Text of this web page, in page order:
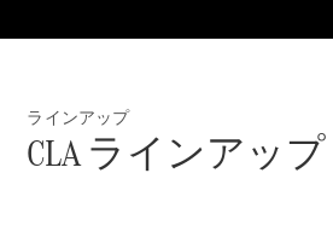
ム
ラインアップ
CLA ラインアップ